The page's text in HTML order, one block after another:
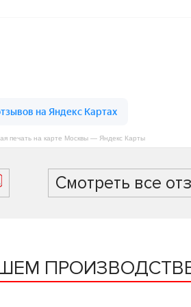
печать на карте Москвы — Яндекс Карты
Смотреть все